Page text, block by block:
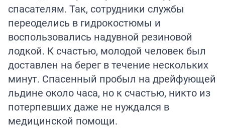
спасателям. Так, сотрудники службы
переоделись в гидрокостюмы и
воспользовались надувной резиновой
лодкой. К счастью, молодой человек был
доставлен на берег в течение нескольких
минут. Спасенный пробыл на дрейфующей
льдине около часа, но к счастью, никто из
потерпевших даже не нуждался в
медицинской помощи.